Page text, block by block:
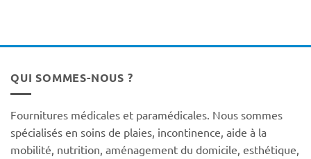
QUI SOMMES-NOUS ?
Fournitures médicales et paramédicales. Nous sommes
spécialisés en soins de plaies, incontinence, aide à la
mobilité, nutrition, aménagement du domicile, esthétique,